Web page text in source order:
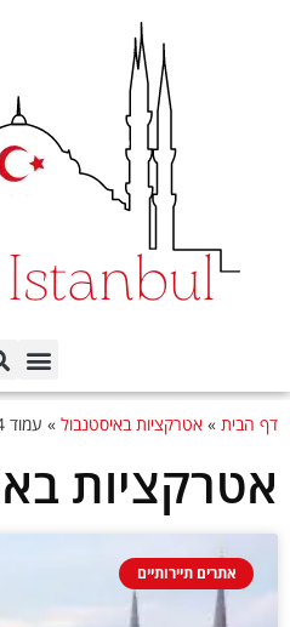
דף הבית » אטרקציות באיסטנבול » עמוד 4
אטרקציות
אתרים תיירותיים